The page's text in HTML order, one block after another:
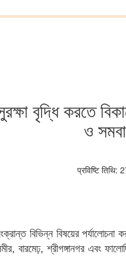
বৃদ্ধি করতে
ও
प्रविष्टि
বিভিন্ন বিষয়ের
বারমেঢ়, শ্রীগঙ্গানগর এবং